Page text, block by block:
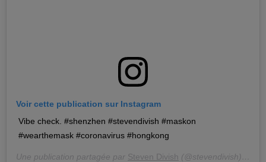
Voir cette publication sur Instagram
Vibe check. #shenzhen #stevendivish #maskon
#wearthemask #coronavirus #hongkong
Une publication partagée par Steven Divish (@stevendivish) le